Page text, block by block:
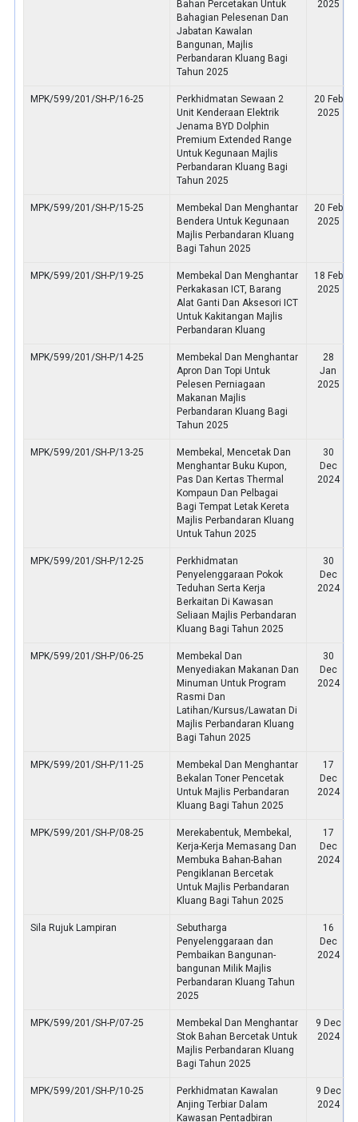
Bahan Percetakan Untuk
Bahagian Pelesenan Dan
Jabatan Kawalan
Bangunan, Majlis
Perbandaran Kluang Bagi
Tahun 2025
2025
MPK/599/201/SH-P/16-25
Perkhidmatan Sewaan 2
Unit Kenderaan Elektrik
Jenama BYD Dolphin
Premium Extended Range
Untuk Kegunaan Majlis
Perbandaran Kluang Bagi
Tahun 2025
20 Feb
2025
MPK/599/201/SH-P/15-25
Membekal Dan Menghantar
Bendera Untuk Kegunaan
Majlis Perbandaran Kluang
Bagi Tahun 2025
20 Feb
2025
MPK/599/201/SH-P/19-25
Membekal Dan Menghantar
Perkakasan ICT, Barang
Alat Ganti Dan Aksesori ICT
Untuk Kakitangan Majlis
Perbandaran Kluang
18 Feb
2025
MPK/599/201/SH-P/14-25
Membekal Dan Menghantar
Apron Dan Topi Untuk
Pelesen Perniagaan
Makanan Majlis
Perbandaran Kluang Bagi
Tahun 2025
28
Jan
2025
MPK/599/201/SH-P/13-25
Membekal, Mencetak Dan
Menghantar Buku Kupon,
Pas Dan Kertas Thermal
Kompaun Dan Pelbagai
Bagi Tempat Letak Kereta
Majlis Perbandaran Kluang
Untuk Tahun 2025
30
Dec
2024
MPK/599/201/SH-P/12-25
Perkhidmatan
Penyelenggaraan Pokok
Teduhan Serta Kerja
Berkaitan Di Kawasan
Seliaan Majlis Perbandaran
Kluang Bagi Tahun 2025
30
Dec
2024
MPK/599/201/SH-P/06-25
Membekal Dan
Menyediakan Makanan Dan
Minuman Untuk Program
Rasmi Dan
Latihan/Kursus/Lawatan Di
Majlis Perbandaran Kluang
Bagi Tahun 2025
30
Dec
2024
MPK/599/201/SH-P/11-25
Membekal Dan Menghantar
Bekalan Toner Pencetak
Untuk Majlis Perbandaran
Kluang Bagi Tahun 2025
17
Dec
2024
MPK/599/201/SH-P/08-25
Merekabentuk, Membekal,
Kerja-Kerja Memasang Dan
Membuka Bahan-Bahan
Pengiklanan Bercetak
Untuk Majlis Perbandaran
Kluang Bagi Tahun 2025
17
Dec
2024
Sila Rujuk Lampiran
Sebutharga
Penyelenggaraan dan
Pembaikan Bangunan-
bangunan Milik Majlis
Perbandaran Kluang Tahun
2025
16
Dec
2024
MPK/599/201/SH-P/07-25
Membekal Dan Menghantar
Stok Bahan Bercetak Untuk
Majlis Perbandaran Kluang
Bagi Tahun 2025
9 Dec
2024
MPK/599/201/SH-P/10-25
Perkhidmatan Kawalan
Anjing Terbiar Dalam
Kawasan Pentadbiran
9 Dec
2024